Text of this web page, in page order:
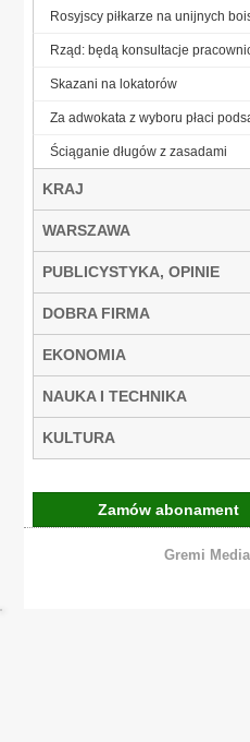
Rosyjscy piłkarze na unijnych
Rząd: będą konsultacje
Skazani na lokatorów
Za adwokata z wyboru płaci
Ściąganie długów z zasadami
KRAJ
WARSZAWA
PUBLICYSTYKA, OPINIE
DOBRA FIRMA
EKONOMIA
NAUKA I TECHNIKA
KULTURA
Zamów abonament
Gremi